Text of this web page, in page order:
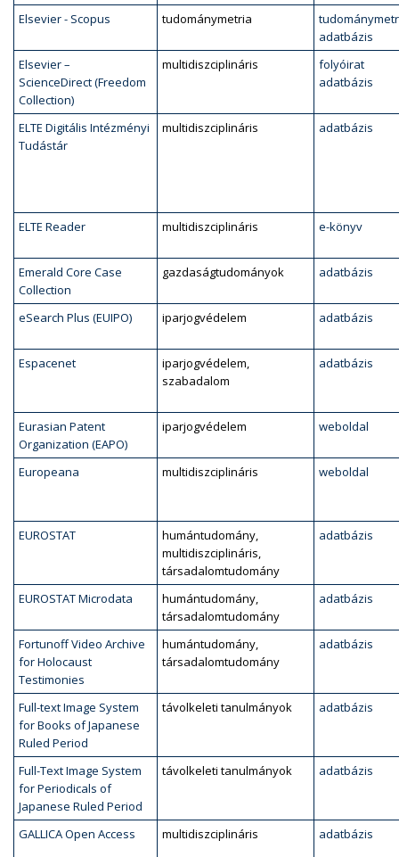
Elsevier - Scopus tudománymetria
adatbázis
Elsevier –
ScienceDirect (Freedom
Collection)
multidiszciplináris
folyóirat
adatbázis
ELTE Digitális Intézményi
Tudástár
multidiszciplináris adatbázis
ELTE Reader multidiszciplináris e-könyv
Emerald Core Case
Collection
gazdaságtudományok adatbázis
eSearch Plus (EUIPO) iparjogvédelem adatbázis
Espacenet
iparjogvédelem,
szabadalom
adatbázis
Eurasian Patent
Organization (EAPO)
iparjogvédelem weboldal
Europeana multidiszciplináris weboldal
EUROSTAT
humántudomány,
multidiszciplináris,
társadalomtudomány
adatbázis
EUROSTAT Microdata
humántudomány,
társadalomtudomány
adatbázis
Fortunoff Video Archive
for Holocaust
Testimonies
humántudomány,
társadalomtudomány
adatbázis
Full-text Image System
for Books of Japanese
Ruled Period
távolkeleti tanulmányok adatbázis
Full-Text Image System
for Periodicals of
Japanese Ruled Period
távolkeleti tanulmányok adatbázis
GALLICA Open Access multidiszciplináris adatbázis